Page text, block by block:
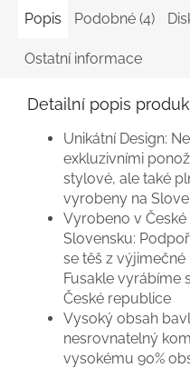
Popis Podobné (4)
Ostatní informace
Detailní popis
Unikátní Design:
exkluzivními
stylové, ale také
vyrobeny na
Vyrobeno v
Slovensku:
se těš z
Fusakle vyrábíme
České republice
Vysoký obsah
nesrovnatelný
vysokému 90%